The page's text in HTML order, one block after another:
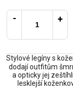
Stylové legíny s
dodají outfitům
a opticky jej
lesklejší